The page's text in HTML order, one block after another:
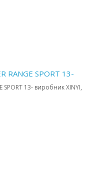
RANGE SPORT 13-
SPORT 13- виробник XINYI,